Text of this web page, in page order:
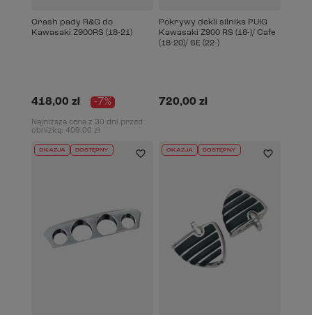
Crash pady R&G do
Kawasaki Z900RS (18-21)
418,00 zł -7%
Najniższa cena z 30 dni przed
obniżką: 409,00 zł
Pokrywy dekli silnika PUIG
Kawasaki Z900 RS (18-)/ Cafe
(18-20)/ SE (22-)
720,00 zł
OKAZJA DOSTĘPNY OKAZJA DOSTĘPNY